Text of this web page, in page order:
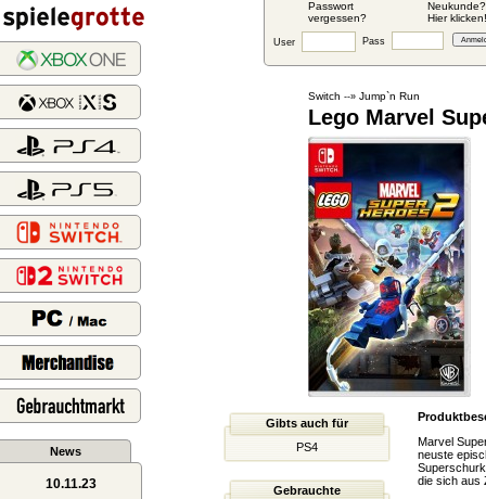
Passwort
vergessen?
Neukunde?
Hier klicken!
User Pass
News
10.11.23
Switch --» Jump`n Run
Lego Marvel
Gibts auch für
PS4
Gebrauchte
Marvel
neuste
die sich aus